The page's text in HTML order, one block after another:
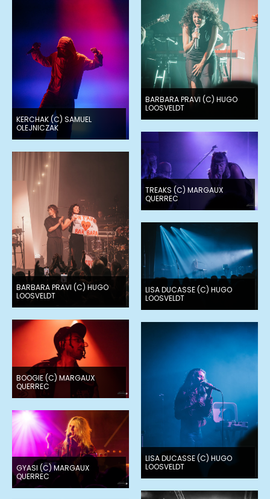
KERCHAK (C) SAMUEL
OLEJNICZAK
BARBARA PRAVI (C) HUGO
LOOSVELDT
TREAKS (C) MARGAUX
QUERREC
BARBARA PRAVI (C) HUGO
LOOSVELDT
LISA DUCASSE (C) HUGO
LOOSVELDT
BOOGIE (C) MARGAUX
QUERREC
LISA DUCASSE (C) HUGO
LOOSVELDT
GYASI (C) MARGAUX
QUERREC